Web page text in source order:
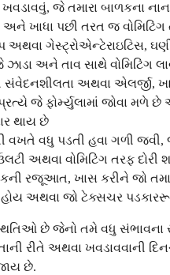
જે તમારા બાળકના
અને ખાધા પછી તરત જ વોમિટિંગ
અથવા ગેસ્ટ્રોએન્ટેરાઇટિસ,
ઝાડા અને તાવ સાથે વોમિટિંગ
સંવેદનશીલતા અથવા એલર્જી,
જે ફોર્મ્યુલામાં જોવા મળે છે
થાય છે
વખતે વધુ પડતી હવા ગળી
અથવા વોમિટિંગ તરફ દોરી
રજૂઆત, ખાસ કરીને જો
અથવા જો ટેક્સચર
છે જેનો તમે વધુ સંભાવના
રીતે અથવા ખવડાવવાની
છે.